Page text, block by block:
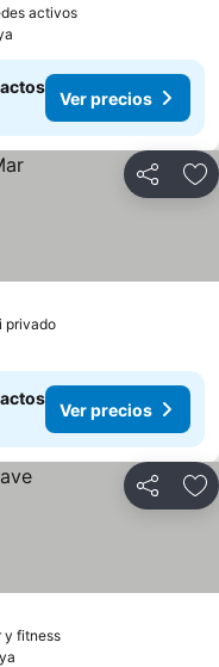
activosVer precios
Ver precios
Compartir
privadoVer precios
Ver precios
Compartir
y fitnessVer precios